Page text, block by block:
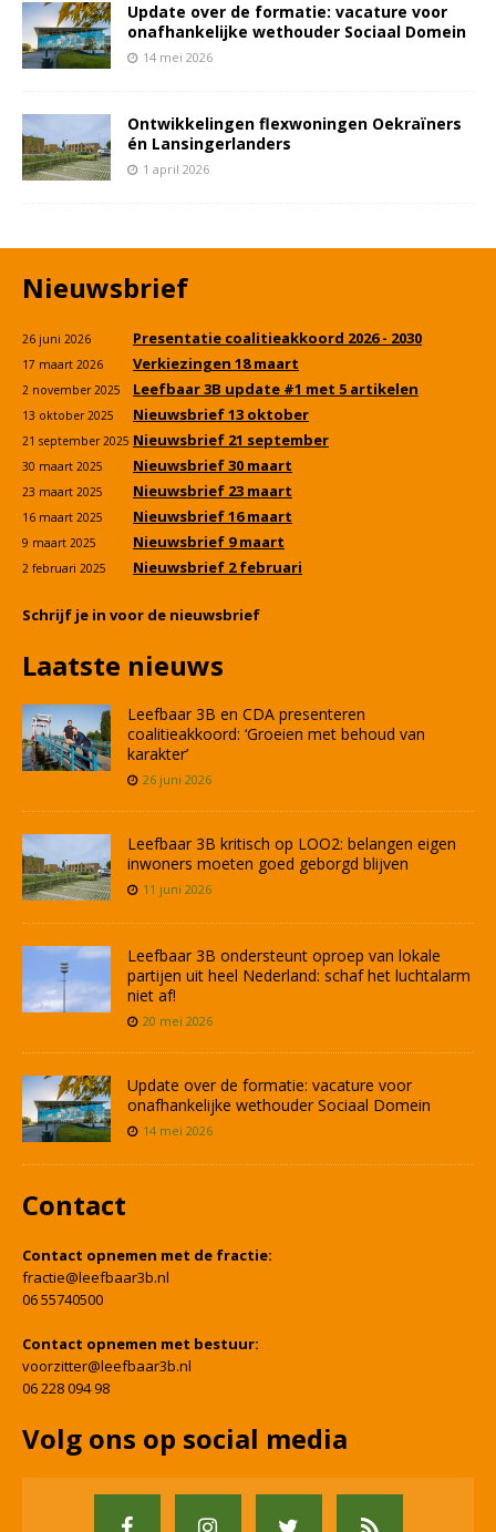
Update over de formatie: vacature voor
onafhankelijke wethouder Sociaal Domein
14 mei 2026
Ontwikkelingen flexwoningen Oekraïners
én Lansingerlanders
1 april 2026
Nieuwsbrief
26 juni 2026 Presentatie coalitieakkoord 2026 - 2030
17 maart 2026 Verkiezingen 18 maart
2 november 2025 Leefbaar 3B update #1 met 5 artikelen
13 oktober 2025 Nieuwsbrief 13 oktober
21 september 2025 Nieuwsbrief 21 september
30 maart 2025 Nieuwsbrief 30 maart
23 maart 2025 Nieuwsbrief 23 maart
16 maart 2025 Nieuwsbrief 16 maart
9 maart 2025 Nieuwsbrief 9 maart
2 februari 2025 Nieuwsbrief 2 februari
Schrijf je in voor de nieuwsbrief
Laatste nieuws
Leefbaar 3B en CDA presenteren
coalitieakkoord: ‘Groeien met behoud van
karakter’
26 juni 2026
Leefbaar 3B kritisch op LOO2: belangen eigen
inwoners moeten goed geborgd blijven
11 juni 2026
Leefbaar 3B ondersteunt oproep van lokale
partijen uit heel Nederland: schaf het luchtalarm
niet af!
20 mei 2026
Update over de formatie: vacature voor
onafhankelijke wethouder Sociaal Domein
14 mei 2026
Contact
Contact opnemen met de fractie:
fractie@leefbaar3b.nl
06 55740500
Contact opnemen met bestuur:
voorzitter@leefbaar3b.nl
06 228 094 98
Volg ons op social media